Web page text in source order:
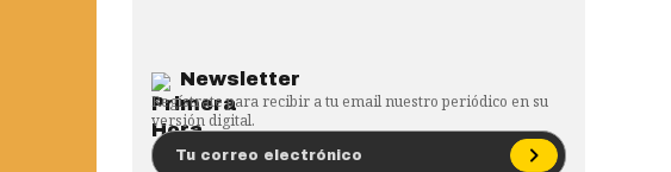
Newsletter
Regístrate para recibir a tu email nuestro periódico en su
versión digital.